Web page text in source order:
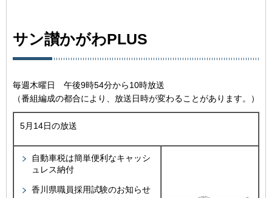
サン讃かがわPLUS
毎週木曜日 午後9時54分から10時放送
（番組編成の都合により、放送日時が変わることがあります。）
5月14日の放送
自動車税は簡単便利なキャッシ
ュレス納付
香川県職員採用試験のお知らせ